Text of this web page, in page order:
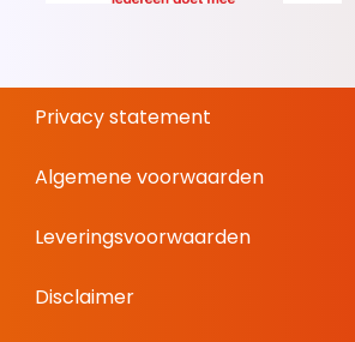
Privacy statement
Algemene voorwaarden
Leveringsvoorwaarden
Disclaimer